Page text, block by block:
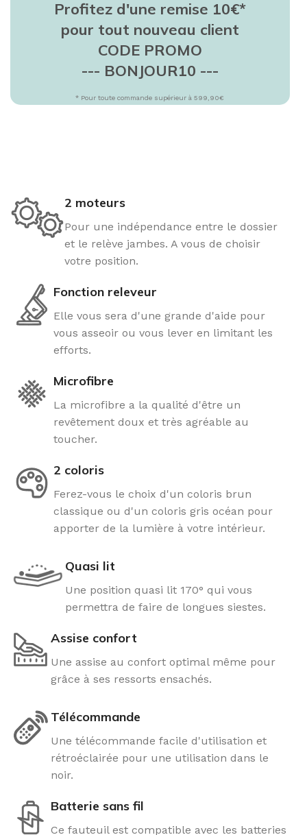
Profitez d'une remise 10€*
pour tout nouveau client
CODE PROMO
--- BONJOUR10 ---
* Pour toute commande supérieur à 599,90€
2 moteurs
Pour une indépendance entre le dossier
et le relève jambes. A vous de choisir
votre position.
Fonction releveur
Elle vous sera d'une grande d'aide pour
vous asseoir ou vous lever en limitant les
efforts.
Microfibre
La microfibre a la qualité d'être un
revêtement doux et très agréable au
toucher.
2 coloris
Ferez-vous le choix d'un coloris brun
classique ou d'un coloris gris océan pour
apporter de la lumière à votre intérieur.
Quasi lit
Une position quasi lit 170° qui vous
permettra de faire de longues siestes.
Assise confort
Une assise au confort optimal même pour
grâce à ses ressorts ensachés.
Télécommande
Une télécommande facile d'utilisation et
rétroéclairée pour une utilisation dans le
noir.
Batterie sans fil
Ce fauteuil est compatible avec les batteries